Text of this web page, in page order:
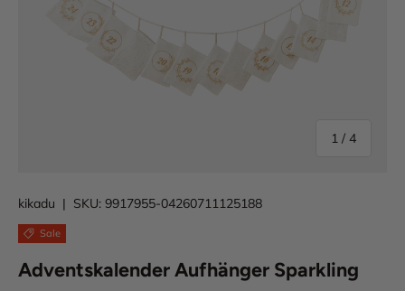
1 / von
4
kikadu | SKU: 9917955-04260711125188
Sale
Adventskalender Aufhänger Sparkling